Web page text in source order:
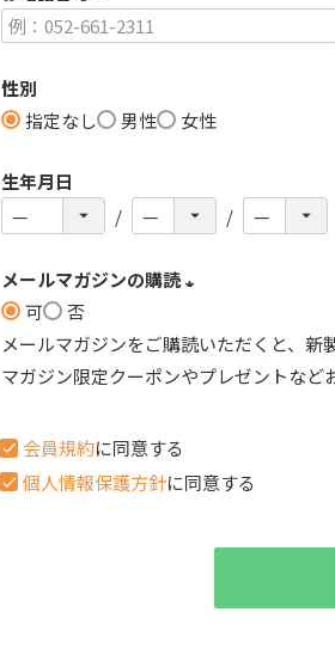
(
)
性別
指定なし
男性 女性
生年月日
メールマガジンの購読
必
須
可
否
メールマガジンをご購読いただくと、
マガジン限定クーポンやプレゼントなど
会員規約に同意する
個人情報保護方針に同意する